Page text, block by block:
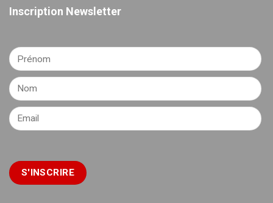
Inscription Newsletter